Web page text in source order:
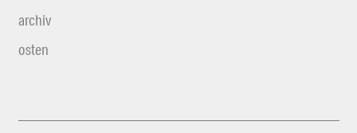
archiv
osten